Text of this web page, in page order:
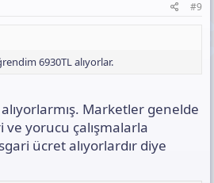
#9
6930TL alıyorlar.
Marketler genelde
ve yorucu çalışmalarla
ücret alıyorlardır diye